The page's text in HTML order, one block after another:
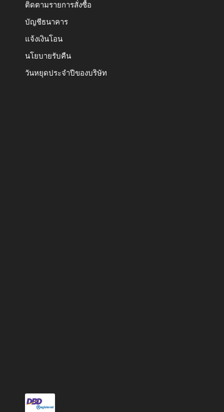
ติดตามรายการสั่งซื้อ
บัญชีธนาคาร
แจ้งเงินโอน
นโยบายรับคืน
วันหยุดประจำปีของบริษัท